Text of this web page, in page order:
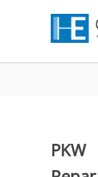
PKW